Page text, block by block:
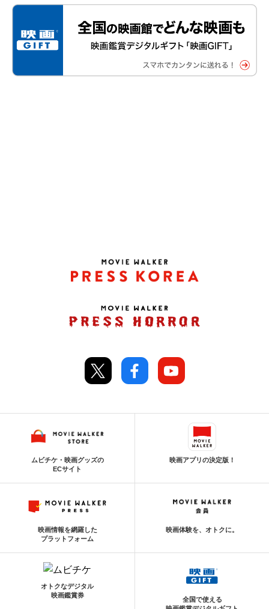
ムビチケ・映画グッズの
ECサイト
映画アプリの決定版！
映画情報を網羅した
プラットフォーム
映画体験を、オトクに。
オトクなデジタル
映画鑑賞券
全国で使える